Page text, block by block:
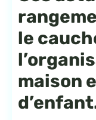
le
maison